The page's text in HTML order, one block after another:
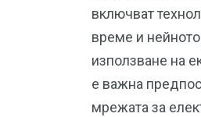
включват
време и
използване на
е важна
мрежата за